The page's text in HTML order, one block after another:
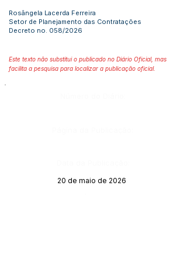
Rosângela Lacerda Ferreira
Setor de Planejamento das Contratações
Decreto no. 058/2026
Este texto não substitui o publicado no Diário Oficial, mas
facilita a pesquisa para localizar a publicação oficial.
20 de maio de 2026